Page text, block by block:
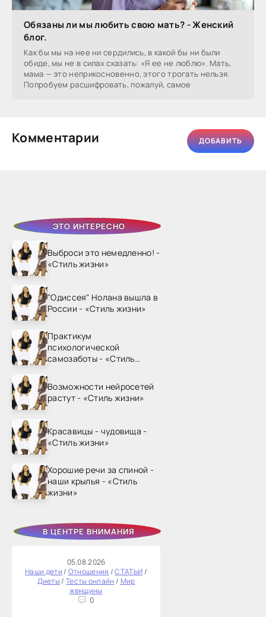
ЭТО ИНТЕРЕСНО
Выброси это немедленно! -
«Стиль жизни»
"Одиссея" Нолана вышла в
России - «Стиль жизни»
Практикум
психологической
самозаботы - «Стиль
Возможности нейросетей
растут - «Стиль жизни»
Красавицы - чудовища -
«Стиль жизни»
Хорошие речи за спиной -
наши крылья - «Стиль
жизни»
В ЦЕНТРЕ ВНИМАНИЯ
05.08.2026
Наши дети/ Отношения /СТАТЬИ/
Диеты/ Тесты онлайн/ Мир
женщины
0
Обязаны ли мы любить свою мать? - Женский
блог.
Как бы мы на нее ни сердились, в какой бы ни были
обиде, мы не в силах сказать: «Я ее не люблю». Мать,
мама — это неприкосновенно, этого трогать нельзя.
Попробуем расшифровать, пожалуй, самое
Комментарии ДОБАВИТЬ